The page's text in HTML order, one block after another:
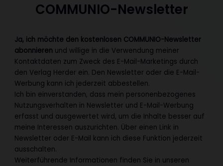
COMMUNIO-Newsletter
Ja, ich möchte den kostenlosen COMMUNIO-Newsletter
abonnieren und willige in die Verwendung meiner
Kontaktdaten zum Zweck des E-Mail-Marketings durch
den Verlag Herder ein. Den Newsletter oder die E-Mail-
Werbung kann ich jederzeit abbestellen.
Ich bin einverstanden, dass mein personenbezogenes
Nutzungsverhalten in Newsletter und E-Mail-Werbung
erfasst und ausgewertet wird, um die Inhalte besser auf
meine Interessen auszurichten. Über einen Link in
Newsletter oder E-Mail kann ich diese Funktion jederzeit
ausschalten.
Weiterführende Informationen finden Sie in unseren